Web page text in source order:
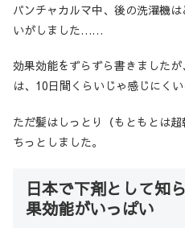
パンチャカルマ中、後の洗濯機
いがしました……
効果効能をずらずら書きました
は、10日間くらいじゃ感じにく
ただ髪はしっとり（もともとは
ちっとしました。
日本で下剤として知
果効能がいっぱい